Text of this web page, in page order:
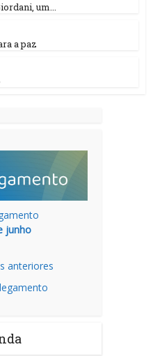
um...
a paz
junho
anteriores